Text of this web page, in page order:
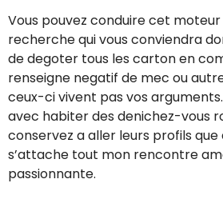
Vous pouvez conduire cet
recherche qui vous conviendra
de degoter tous les carton en
renseigne negatif de mec ou
ceux-ci vivent pas vos
avec habiter des denichez-vous
conservez a aller leurs profils
s’attache tout mon rencontre
passionnante.